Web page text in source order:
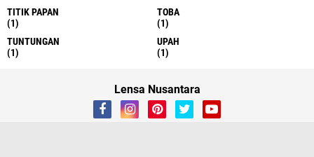
TITIK PAPAN
(1)
TOBA
(1)
TUNTUNGAN
(1)
UPAH
(1)
Lensa Nusantara